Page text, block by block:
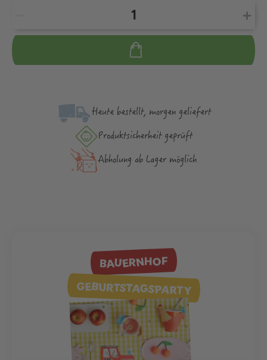
Heute bestellt, morgen geliefert
Produktsicher­heit geprüft
Abholung ab Lager möglich
BAUERNHOF
GEBURTSTAGSPARTY